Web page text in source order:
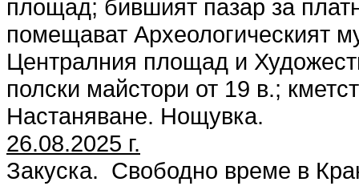
площад; бившият пазар за
помещават Археологическият
Централния площад и
полски майстори от 19 в.;
Настаняване. Нощувка.
26.08.2025 г.
Закуска. Свободно време в